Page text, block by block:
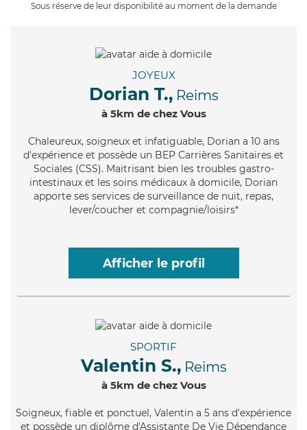
Sous réserve de leur disponibilité au moment de la demande
JOYEUX
Dorian T., Reims
à 5km de chez Vous
Chaleureux, soigneux et infatiguable, Dorian a 10 ans
d'expérience et possède un BEP Carrières Sanitaires et
Sociales (CSS). Maitrisant bien les troubles gastro-
intestinaux et les soins médicaux à domicile, Dorian
apporte ses services de surveillance de nuit, repas,
lever/coucher et compagnie/loisirs*
Afficher le profil
SPORTIF
Valentin S., Reims
à 5km de chez Vous
Soigneux, fiable et ponctuel, Valentin a 5 ans d'expérience
et possède un diplôme d'Assistante De Vie Dépendance